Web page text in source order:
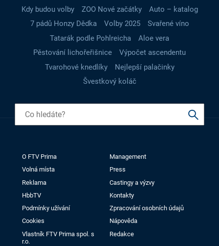
Kdy budou volby
ZOO Nové začátky
Auto – katalog
7 pádů Honzy Dědka
Volby 2025
Svařené víno
Tatarák podle Pohlreicha
Aloe vera
Pěstování lichořeřišnice
Výpočet ascendentu
Tvarohové knedlíky
Nejlepší palačinky
Švestkový koláč
O FTV Prima
Management
Volná místa
Press
Reklama
Castingy a výzvy
HbbTV
Kontakty
Podmínky užívání
Zpracování osobních údajů
Cookies
Nápověda
Vlastník FTV Prima spol. s
r.o.
Redakce